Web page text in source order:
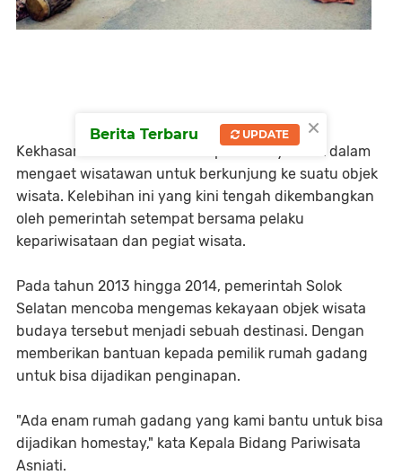
Kekhasan dan keunikan merupakan daya tarik dalam
mengaet wisatawan untuk berkunjung ke suatu objek
wisata. Kelebihan ini yang kini tengah dikembangkan
oleh pemerintah setempat bersama pelaku
kepariwisataan dan pegiat wisata.
Pada tahun 2013 hingga 2014, pemerintah Solok
Selatan mencoba mengemas kekayaan objek wisata
budaya tersebut menjadi sebuah destinasi. Dengan
memberikan bantuan kepada pemilik rumah gadang
untuk bisa dijadikan penginapan.
"Ada enam rumah gadang yang kami bantu untuk bisa
dijadikan homestay," kata Kepala Bidang Pariwisata
Asniati.
×
Berita Terbaru UPDATE